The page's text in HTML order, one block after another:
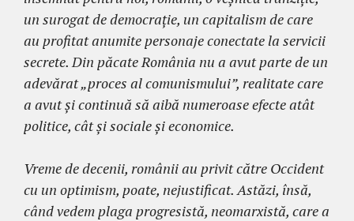
un surogat de democrație, un capitalism de care
au profitat anumite personaje conectate la servicii
secrete. Din păcate România nu a avut parte de un
adevărat „proces al comunismului”, realitate care
a avut și continuă să aibă numeroase efecte atât
politice, cât și sociale și economice.
Vreme de decenii, românii au privit către Occident
cu un optimism, poate, nejustificat. Astăzi, însă,
când vedem plaga progresistă, neomarxistă, care a